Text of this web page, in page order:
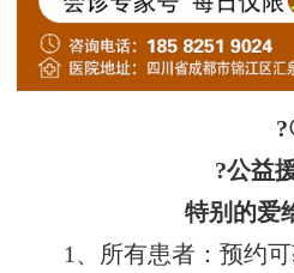
?公益
特别的爱
1、所有患者：预约